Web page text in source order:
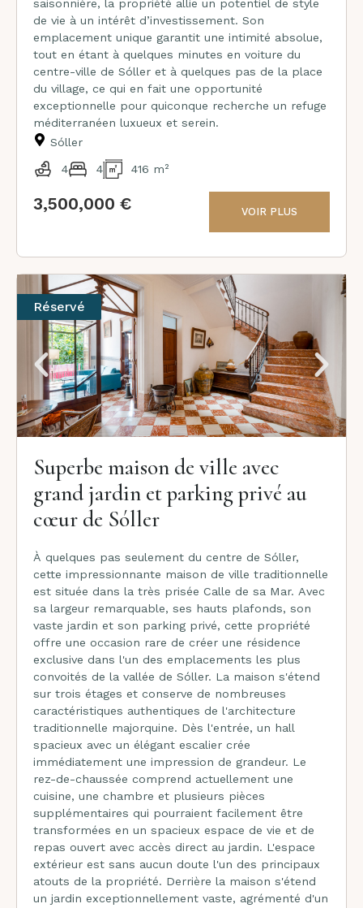
saisonnière, la propriété allie un potentiel de style
de vie à un intérêt d’investissement. Son
emplacement unique garantit une intimité absolue,
tout en étant à quelques minutes en voiture du
centre-ville de Sóller et à quelques pas de la place
du village, ce qui en fait une opportunité
exceptionnelle pour quiconque recherche un refuge
méditerranéen luxueux et serein.
Sóller
4 4 416 m²
3,500,000 € VOIR PLUS
Réservé
Superbe maison de ville avec
grand jardin et parking privé au
cœur de Sóller
À quelques pas seulement du centre de Sóller,
cette impressionnante maison de ville traditionnelle
est située dans la très prisée Calle de sa Mar. Avec
sa largeur remarquable, ses hauts plafonds, son
vaste jardin et son parking privé, cette propriété
offre une occasion rare de créer une résidence
exclusive dans l'un des emplacements les plus
convoités de la vallée de Sóller. La maison s'étend
sur trois étages et conserve de nombreuses
caractéristiques authentiques de l'architecture
traditionnelle majorquine. Dès l'entrée, un hall
spacieux avec un élégant escalier crée
immédiatement une impression de grandeur. Le
rez-de-chaussée comprend actuellement une
cuisine, une chambre et plusieurs pièces
supplémentaires qui pourraient facilement être
transformées en un spacieux espace de vie et de
repas ouvert avec accès direct au jardin. L'espace
extérieur est sans aucun doute l'un des principaux
atouts de la propriété. Derrière la maison s'étend
un jardin exceptionnellement vaste, agrémenté d'un